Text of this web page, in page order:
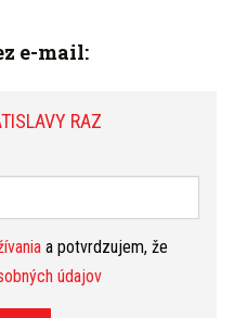
zmeniť
a radšej ustúpte. Vyhnete sa
V práci vás môžu čakať
nečakali. Pozor na úrazy
síl. Ak cvičíte, dávajte si
e-mail:
RAZ
a potvrdzujem, že
údajov